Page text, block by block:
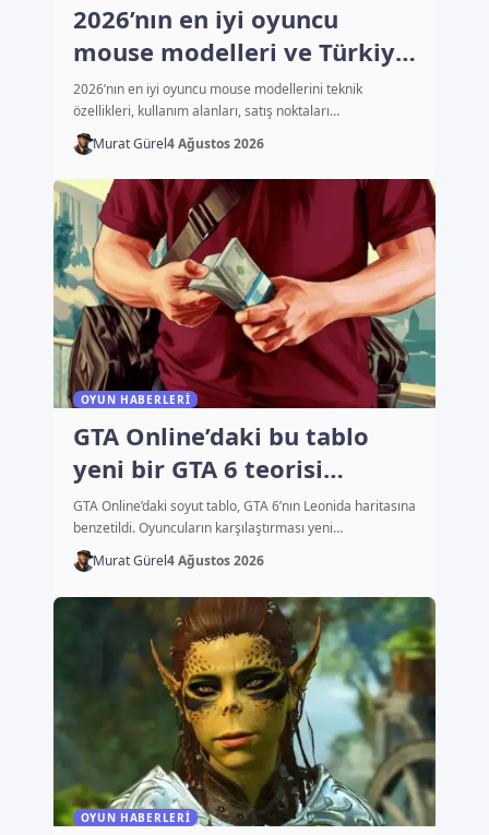
2026’nın en iyi oyuncu
mouse modelleri ve Türkiye
fiyatları
2026’nın en iyi oyuncu mouse modellerini teknik
özellikleri, kullanım alanları, satış noktaları…
Murat Gürel4 Ağustos 2026
OYUN HABERLERI
GTA Online’daki bu tablo
yeni bir GTA 6 teorisi
başlattı
GTA Online’daki soyut tablo, GTA 6’nın Leonida haritasına
benzetildi. Oyuncuların karşılaştırması yeni…
Murat Gürel4 Ağustos 2026
OYUN HABERLERI